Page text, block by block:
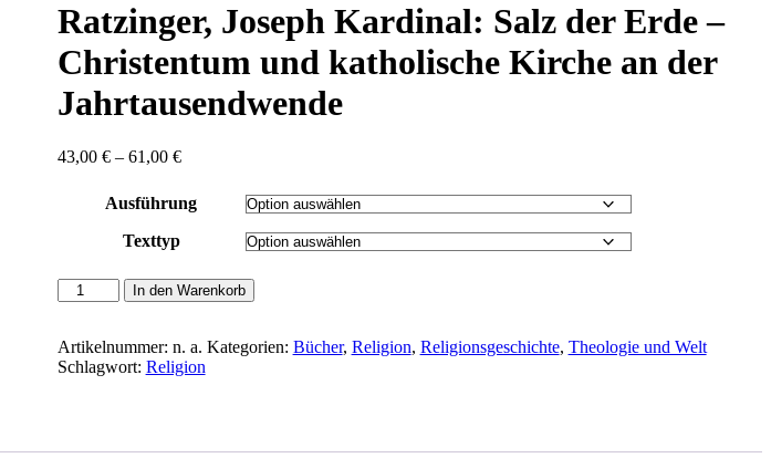
Ratzinger, Joseph Kardinal: Salz der Erde –
Christentum und katholische Kirche an der
Jahrtausendwende
43,00 € – 61,00 €Preisspanne:
bis
61,00 €
Ausführung
Texttyp
Ratzinger,
Joseph
Salz
der
und
In den Warenkorb
Artikelnummer: n. a. Kategorien: Bücher, Religion, Religionsgeschichte, Theologie und Welt
Schlagwort: Religion